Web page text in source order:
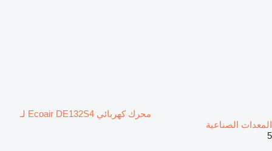
محرك كهربائي Ecoair DE132S4 لـ
المعدات الصناعية
5